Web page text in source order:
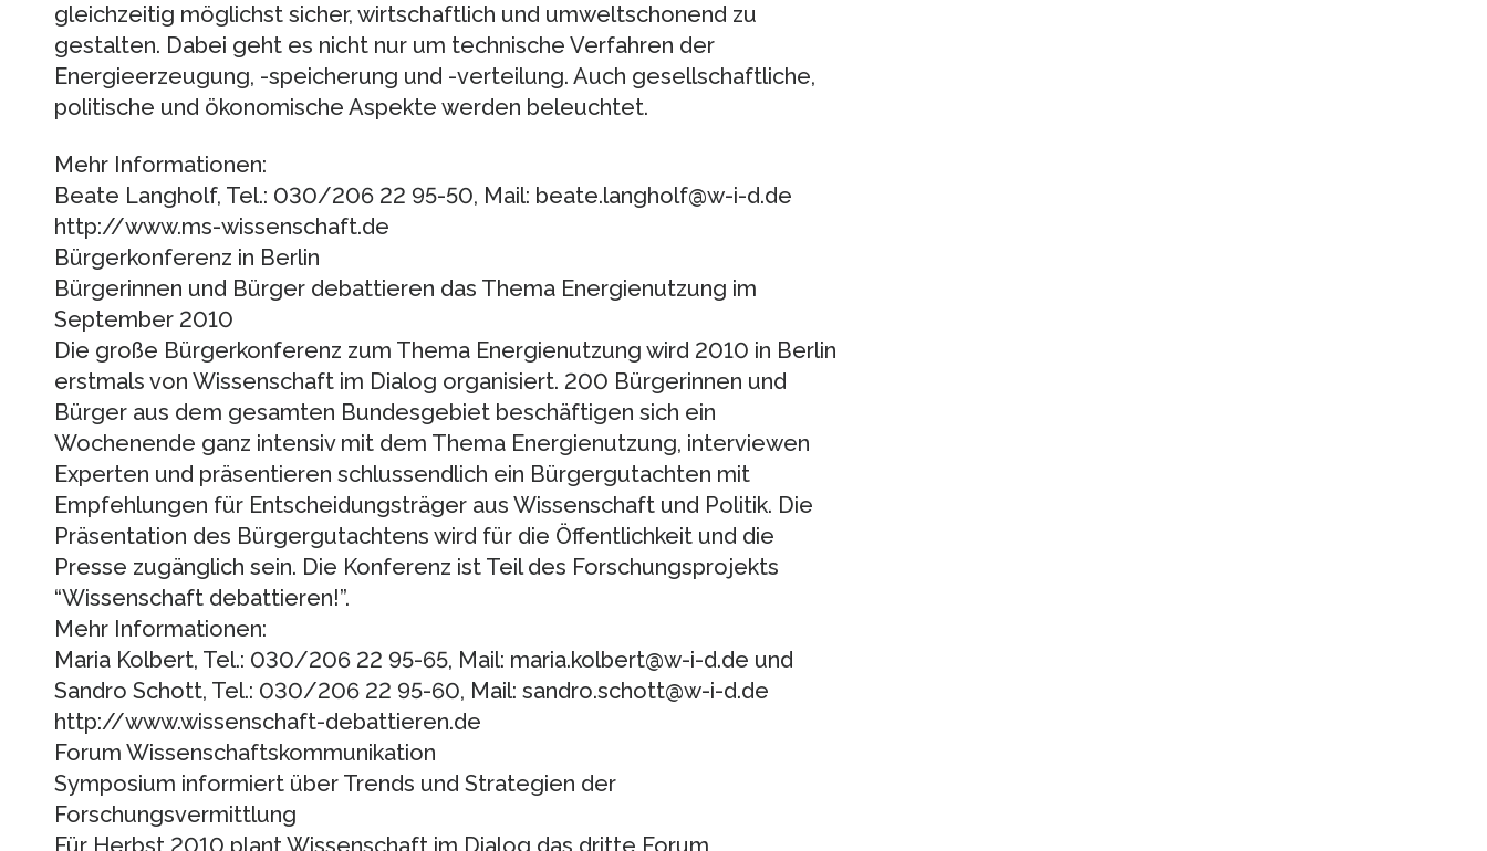
gleichzeitig möglichst sicher, wirtschaftlich und umweltschonend zu
gestalten. Dabei geht es nicht nur um technische Verfahren der
Energieerzeugung, -speicherung und -verteilung. Auch gesellschaftliche,
politische und ökonomische Aspekte werden beleuchtet.
Mehr Informationen:
Beate Langholf, Tel.: 030/206 22 95-50, Mail: beate.langholf@w-i-d.de
http://www.ms-wissenschaft.de
Bürgerkonferenz in Berlin
Bürgerinnen und Bürger debattieren das Thema Energienutzung im
September 2010
Die große Bürgerkonferenz zum Thema Energienutzung wird 2010 in Berlin
erstmals von Wissenschaft im Dialog organisiert. 200 Bürgerinnen und
Bürger aus dem gesamten Bundesgebiet beschäftigen sich ein
Wochenende ganz intensiv mit dem Thema Energienutzung, interviewen
Experten und präsentieren schlussendlich ein Bürgergutachten mit
Empfehlungen für Entscheidungsträger aus Wissenschaft und Politik. Die
Präsentation des Bürgergutachtens wird für die Öffentlichkeit und die
Presse zugänglich sein. Die Konferenz ist Teil des Forschungsprojekts
“Wissenschaft debattieren!”.
Mehr Informationen:
Maria Kolbert, Tel.: 030/206 22 95-65, Mail: maria.kolbert@w-i-d.de und
Sandro Schott, Tel.: 030/206 22 95-60, Mail: sandro.schott@w-i-d.de
http://www.wissenschaft-debattieren.de
Forum Wissenschaftskommunikation
Symposium informiert über Trends und Strategien der
Forschungsvermittlung